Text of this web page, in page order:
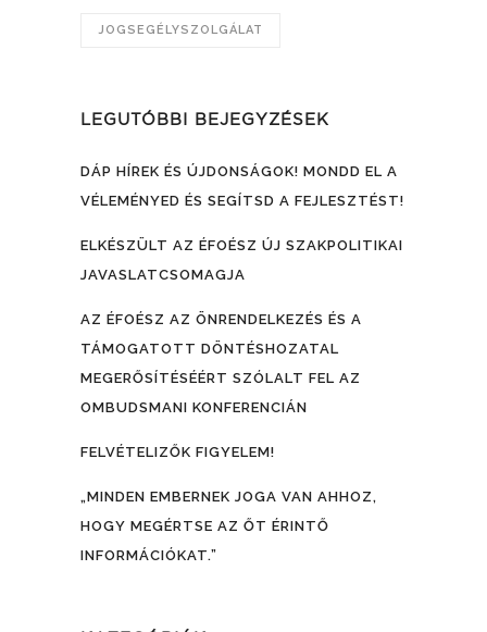
JOGSEGÉLYSZOLGÁLAT
LEGUTÓBBI BEJEGYZÉSEK
DÁP HÍREK ÉS ÚJDONSÁGOK! MONDD EL A
VÉLEMÉNYED ÉS SEGÍTSD A FEJLESZTÉST!
ELKÉSZÜLT AZ ÉFOÉSZ ÚJ SZAKPOLITIKAI
JAVASLATCSOMAGJA
AZ ÉFOÉSZ AZ ÖNRENDELKEZÉS ÉS A
TÁMOGATOTT DÖNTÉSHOZATAL
MEGERŐSÍTÉSÉÉRT SZÓLALT FEL AZ
OMBUDSMANI KONFERENCIÁN
FELVÉTELIZŐK FIGYELEM!
„MINDEN EMBERNEK JOGA VAN AHHOZ,
HOGY MEGÉRTSE AZ ŐT ÉRINTŐ
INFORMÁCIÓKAT.”